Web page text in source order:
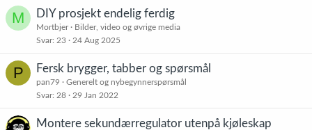
M DIY prosjekt endelig ferdig
Mortbjer
Bilder, video og øvrige media
Svar 23 24 Aug 2025
P Fersk brygger, tabber og spørsmål
pan79
Generelt og nybegynnerspørsmål
Svar 28 29 Jan 2022
Montere sekundærregulator utenpå kjøleskap